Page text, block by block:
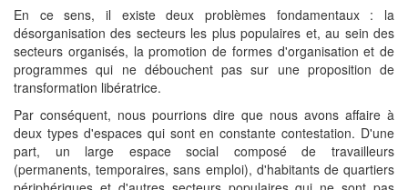
En ce sens, il existe deux problèmes fondamentaux : la
désorganisation des secteurs les plus populaires et, au sein des
secteurs organisés, la promotion de formes d'organisation et de
programmes qui ne débouchent pas sur une proposition de
transformation libératrice.
Par conséquent, nous pourrions dire que nous avons affaire à
deux types d'espaces qui sont en constante contestation. D'une
part, un large espace social composé de travailleurs
(permanents, temporaires, sans emploi), d'habitants de quartiers